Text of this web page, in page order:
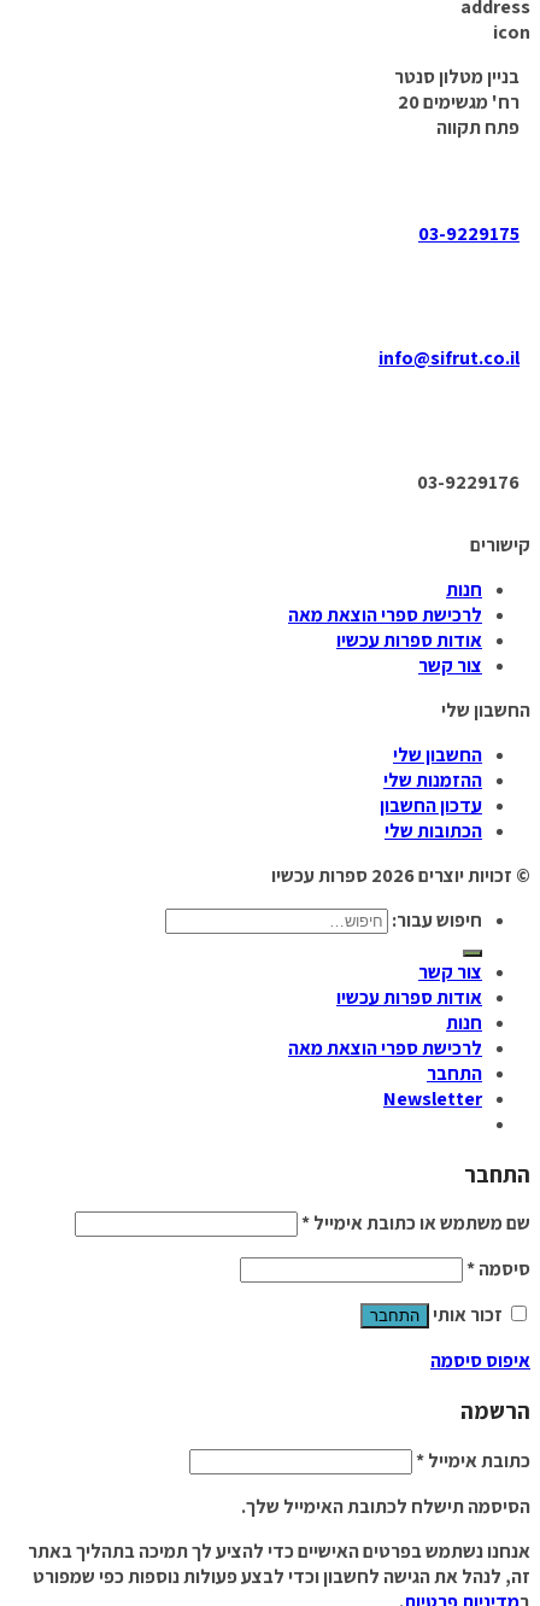
בניין מטלון סנטר
רח' מגשימים 20
פתח תקווה
03-9229175
info@sifrut.co.il
קישורים
חנות
לרכישת ספרי הוצאת מאה
אודות ספרות עכשיו
צור קשר
החשבון שלי
החשבון שלי
ההזמנות שלי
עדכון החשבון
הכתובות שלי
© זכויות יוצרים 2026
ספרות עכשיו
חיפוש עבור:
צור קשר
אודות ספרות עכשיו
חנות
לרכישת ספרי הוצאת מאה
התחבר
Newsletter
התחבר
שם משתמש או כתובת אימייל*
סיסמה*
זכור אותי
התחבר
איפוס סיסמה
הרשמה
כתובת אימייל*
הסיסמה תישלח לכתובת האימייל שלך.
אנחנו נשתמש בפרטים האישיים כדי להציע לך תמיכה בתהליך באתר
זה, לנהל את הגישה לחשבון וכדי לבצע פעולות נוספות כפי שמפורט